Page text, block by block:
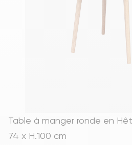
Table à manger ronde en
74 x H.100 cm